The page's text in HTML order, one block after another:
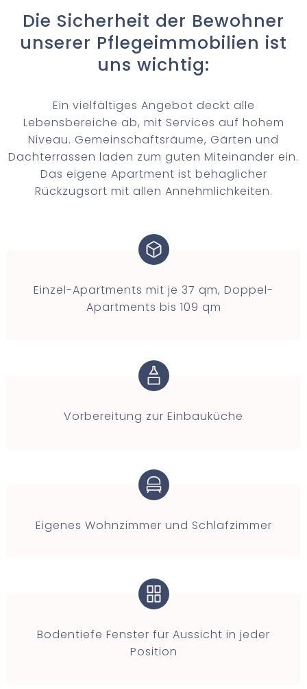
Die Sicherheit der Bewohner
unserer Pflegeimmobilien ist
uns wichtig:
Ein vielfältiges Angebot deckt alle
Lebensbereiche ab, mit Services auf hohem
Niveau. Gemeinschaftsräume, Gärten und
Dachterrassen laden zum guten Miteinander ein.
Das eigene Apartment ist behaglicher
Rückzugsort mit allen Annehmlichkeiten.
Einzel-Apartments mit je 37 qm, Doppel-
Apartments bis 109 qm
Vorbereitung zur Einbauküche
Eigenes Wohnzimmer und Schlafzimmer
Bodentiefe Fenster für Aussicht in jeder
Position